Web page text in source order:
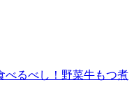
べるべし！野菜牛もつ煮